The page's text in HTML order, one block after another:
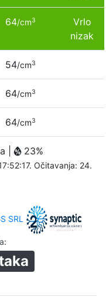
64/cm3
Vrlo
nizak
54/cm3
64/cm3
64/cm3
| 23%
Očitavanja: 24.
SRL
: